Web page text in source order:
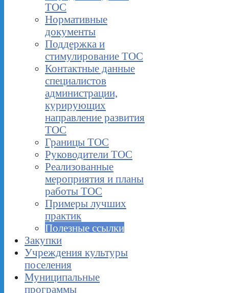
ТОС
Нормативные
документы
Поддержка и
стимулирование ТОС
Контактные данные
специалистов
администрации,
курирующих
направление развития
ТОС
Границы ТОС
Руководители ТОС
Реализованные
мероприятия и планы
работы ТОС
Примеры лучших
практик
Полезные ссылки
Закупки
Учреждения культуры
поселения
Муниципальные
программы